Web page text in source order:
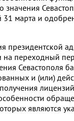
31 марта и
президентской
на переходный
Севастополя
и (или)
являются